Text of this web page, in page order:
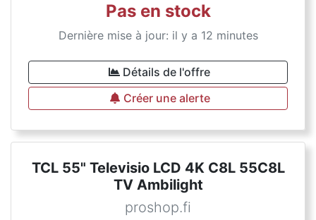
Pas en stock
Dernière mise à jour: il y a 12 minutes
Détails de l'offre
Créer une alerte
TCL 55" Televisio LCD 4K C8L 55C8L
TV Ambilight
proshop.fi